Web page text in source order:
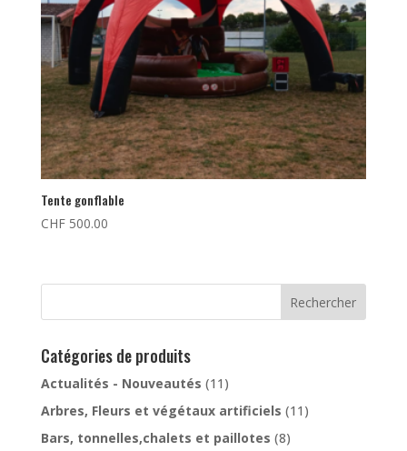
Tente gonflable
CHF500.00
Rechercher
Catégories de produits
Actualités - Nouveautés (11)
Arbres, Fleurs et végétaux artificiels (11)
Bars, tonnelles,chalets et paillotes (8)